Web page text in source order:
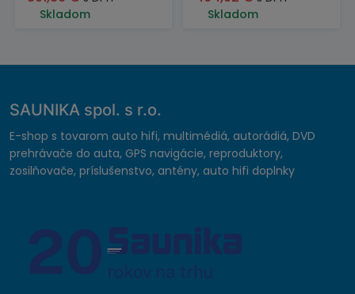
Skladom
Skladom
SAUNIKA spol. s r.o.
E-shop s tovarom auto hifi, multimédiá, autorádiá, DVD
prehrávače do auta, GPS navigácie, reproduktory,
zosilňovače, príslušenstvo, antény, auto hifi doplnky